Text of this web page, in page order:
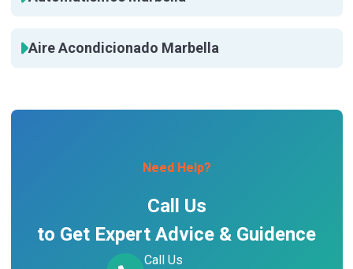
Aire Acondicionado Marbella
Need Help?
Call Us
to Get Expert Advice & Guidence
Call Us